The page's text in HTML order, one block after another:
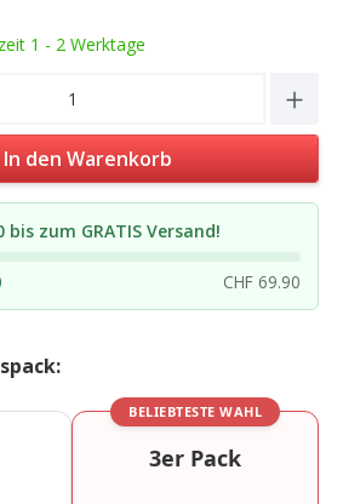
1 - 2 Werktage
Enter the desired
In den Warenkorb
bis zum GRATIS Versand!
CHF 69.90
BELIEBTESTE WAHL
3er Pack